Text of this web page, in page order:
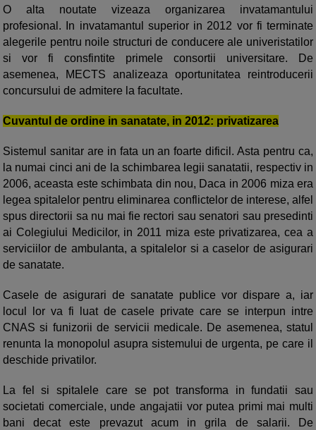
O alta noutate vizeaza organizarea invatamantului
profesional. In invatamantul superior in 2012 vor fi terminate
alegerile pentru noile structuri de conducere ale univeristatilor
si vor fi consfintite primele consortii universitare. De
asemenea, MECTS analizeaza oportunitatea reintroducerii
concursului de admitere la facultate.
Cuvantul de ordine in sanatate, in 2012: privatizarea
Sistemul sanitar are in fata un an foarte dificil. Asta pentru ca,
la numai cinci ani de la schimbarea legii sanatatii, respectiv in
2006, aceasta este schimbata din nou, Daca in 2006 miza era
legea spitalelor pentru eliminarea conflictelor de interese, alfel
spus directorii sa nu mai fie rectori sau senatori sau presedinti
ai Colegiului Medicilor, in 2011 miza este privatizarea, cea a
serviciilor de ambulanta, a spitalelor si a caselor de asigurari
de sanatate.
Casele de asigurari de sanatate publice vor dispare a, iar
locul lor va fi luat de casele private care se interpun intre
CNAS si funizorii de servicii medicale. De asemenea, statul
renunta la monopolul asupra sistemului de urgenta, pe care il
deschide privatilor.
La fel si spitalele care se pot transforma in fundatii sau
societati comerciale, unde angajatii vor putea primi mai multi
bani decat este prevazut acum in grila de salarii. De